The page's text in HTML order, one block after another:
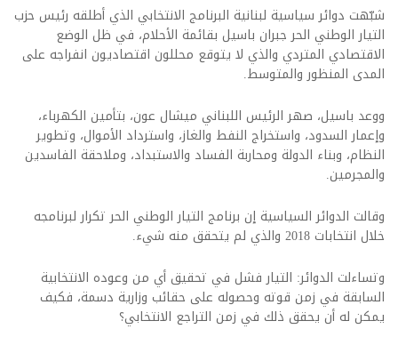
شبّهت دوائر سياسية لبنانية البرنامج الانتخابي الذي أطلقه رئيس حزب
التيار الوطني الحر جبران باسيل بقائمة الأحلام، في ظل الوضع
الاقتصادي المتردي والذي لا يتوقع محللون اقتصاديون انفراجه على
المدى المنظور والمتوسط.
ووعد باسيل، صهر الرئيس اللبناني ميشال عون، بتأمين الكهرباء،
وإعمار السدود، واستخراج النفط والغاز، واسترداد الأموال، وتطوير
النظام، وبناء الدولة ومحاربة الفساد والاستبداد، وملاحقة الفاسدين
والمجرمين.
وقالت الدوائر السياسية إن برنامج التيار الوطني الحر تكرار لبرنامجه
خلال انتخابات 2018 والذي لم يتحقق منه شيء.
وتساءلت الدوائر: التيار فشل في تحقيق أي من وعوده الانتخابية
السابقة في زمن قوته وحصوله على حقائب وزارية دسمة، فكيف
يمكن له أن يحقق ذلك في زمن التراجع الانتخابي؟